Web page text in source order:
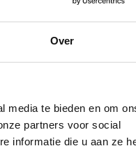
Over
media te bieden en om
partners voor social
informatie die u aan ze